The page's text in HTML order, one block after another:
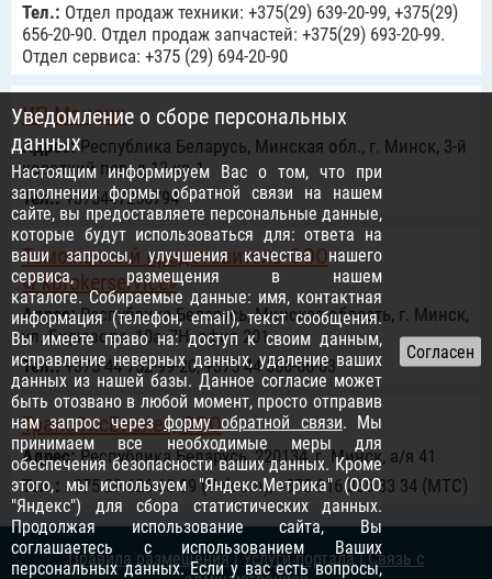
Тел.: Отдел продаж техники: +375(29) 639-20-99, +375(29)
656-20-90. Отдел продаж запчастей: +375(29) 693-20-99.
Отдел сервиса: +375 (29) 694-20-90
ИП Мандик
Адрес:Республика Беларусь, Минская обл., г. Минск, 3-й
короткий пер. д 12 кв.1
Тел.:+375447256794
Таможенный представитель ООО
«Fkbrokerservice»
Адрес:Республика Беларусь, Минская область, г. Минск,
ул. Бирюзова, 10а, 7H, офис 201
Тел.:+375 44 752-99-20, +375 44 566-66-03
ТрансЭксБизнес, ООО
Адрес:Республика Беларусь, 220134, г. Минск, а/я 41
Тел.: +375 29 626 60 09 (Velcom), +375 916 365 33 34 (МТС)
Правила размещения|Услуги портала|Связь с
Уведомление о сборе персональных
данных
Настоящим информируем Вас о том, что при
заполнении формы обратной связи на нашем
сайте, вы предоставляете персональные данные,
которые будут использоваться для: ответа на
ваши запросы, улучшения качества нашего
сервиса, размещения в нашем
каталоге. Собираемые данные: имя, контактная
информация (телефон, email), текст сообщения.
Вы имеете право на: доступ к своим данным,
исправление неверных данных, удаление ваших
данных из нашей базы. Данное согласие может
быть отозвано в любой момент, просто отправив
нам запрос черезформу обратной связи. Мы
принимаем все необходимые меры для
обеспечения безопасности ваших данных. Кроме
этого, мы используем "Яндекс.Метрика" (ООО
"Яндекс") для сбора статистических данных.
Продолжая использование сайта, Вы
соглашаетесь с использованием Ваших
персональных данных. Если у вас есть вопросы,